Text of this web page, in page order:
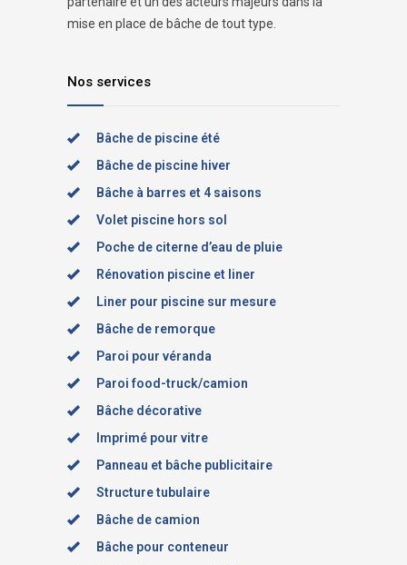
mise en place de bâche de tout type.
Nos services
Bâche de piscine été
Bâche de piscine hiver
Bâche à barres et 4 saisons
Volet piscine hors sol
Poche de citerne d’eau de pluie
Rénovation piscine et liner
Liner pour piscine sur mesure
Bâche de remorque
Paroi pour véranda
Paroi food-truck/camion
Bâche décorative
Imprimé pour vitre
Panneau et bâche publicitaire
Structure tubulaire
Bâche de camion
Bâche pour conteneur